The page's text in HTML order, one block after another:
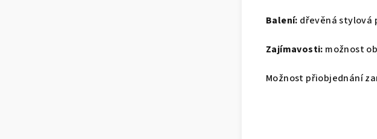
Balení: dřevěná stylová
Zajímavosti: možnost
Možnost přiobjednání